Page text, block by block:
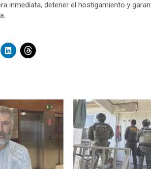
inmediata, detener el hostigamiento y